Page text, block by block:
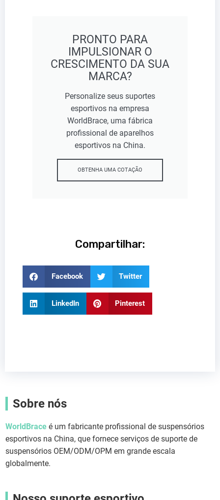
PRONTO PARA
IMPULSIONAR O
CRESCIMENTO DA SUA
MARCA?
Personalize seus suportes
esportivos na empresa
WorldBrace, uma fábrica
profissional de aparelhos
esportivos na China.
OBTENHA UMA COTAÇÃO
Compartilhar:
Facebook Twitter
LinkedIn Pinterest
Sobre nós
WorldBrace é um fabricante profissional de suspensórios
esportivos na China, que fornece serviços de suporte de
suspensórios OEM/ODM/OPM em grande escala
globalmente.